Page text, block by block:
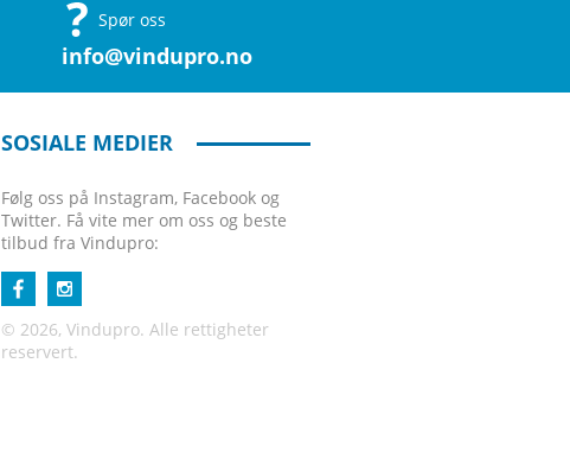
Spør oss
info@vindupro.no
SOSIALE MEDIER
Følg oss på Instagram, Facebook og
Twitter. Få vite mer om oss og beste
tilbud fra Vindupro:
© 2026, Vindupro. Alle rettigheter
reservert.